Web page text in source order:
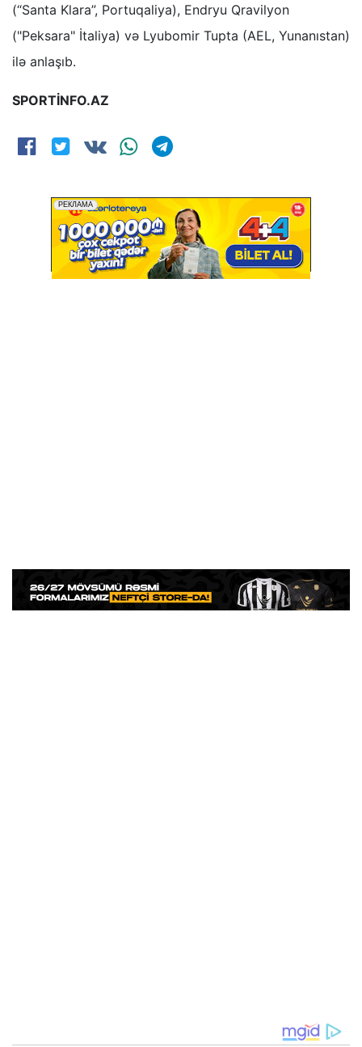
(“Santa Klara”, Portuqaliya), Endryu Qravilyon
("Peksara" İtaliya) və Lyubomir Tupta (AEL, Yunanıstan)
ilə anlaşıb.
SPORTİNFO.AZ